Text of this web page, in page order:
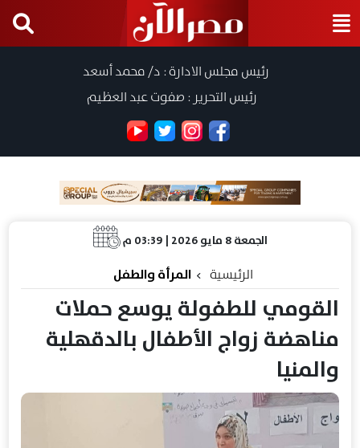
رئيس مجلس الادارة : د/ محمد أسعد
رئيس التحرير : صفوت عبد العظيم
الجمعة 8 مايو 2026 | 03:39 م
الرئيسية المرأة والطفل
القومي للطفولة يوسع حملات
مناهضة زواج الأطفال بالدقهلية
والمنيا